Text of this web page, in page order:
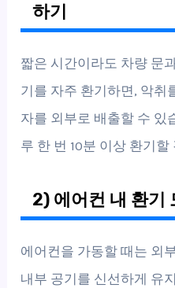
하기
짧은 시간이라도 차량 문
기를 자주 환기하면, 악취
자를 외부로 배출할 수 있
루 한 번 10분 이상 환기
2) 에어컨 내 환기
에어컨을 가동할 때는 외
내부 공기를 신선하게 유